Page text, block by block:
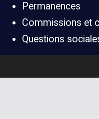
Permanences
Commissions et
Questions